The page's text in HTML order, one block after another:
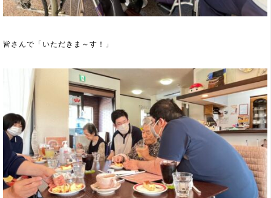
皆さんで「いただきま～す！」